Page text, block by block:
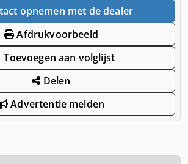
opnemen met de dealer
Afdrukvoorbeeld
Toevoegen aan volglijst
Delen
Advertentie melden